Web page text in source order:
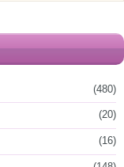
(480)
(20)
(16)